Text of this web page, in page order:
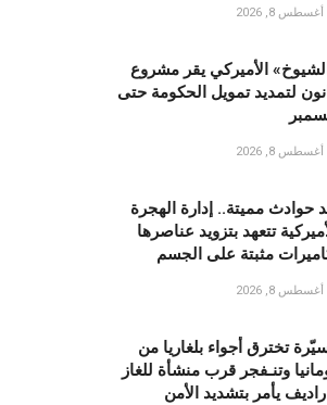
أغسطس 8, 2026
الأميركي يقر مشروع
لتمديد تمويل الحكومة حتى
أغسطس 8, 2026
حوادث مميتة.. إدارة الهجرة
تتعهد بتزويد عناصرها
مثبتة على الجسم
أغسطس 8, 2026
تخترق أجواء بلغاريا من
وتنـفجر قرب منشأة للغاز
يأمر بتشديد الأمن